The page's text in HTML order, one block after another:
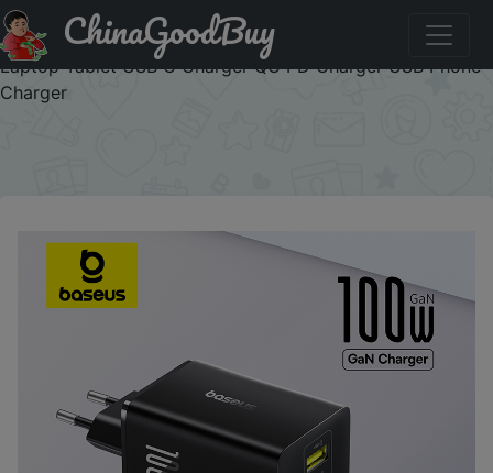
Купить с промокодом :06JU02 Baseus 100W Fast
Charger GaN Charger For iPhone 17 16 Xiaomi Samsung
Laptop Tablet USB C Charger QC PD Charger USB Phone
Charger
ChinaGoodBuy